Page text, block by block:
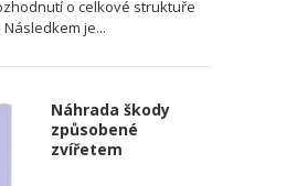
o celkové struktuře
je...
Náhrada škody
způsobené
zvířetem